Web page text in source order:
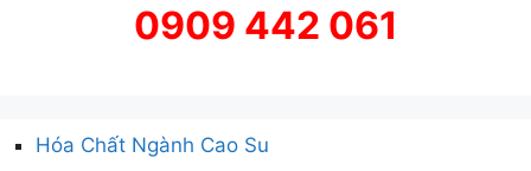
0909 442 061
Hóa Chất Ngành Cao Su